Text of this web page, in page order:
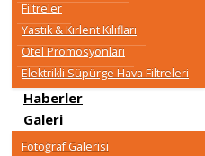
Filtreler
Yastık & Kırlent Kılıfları
Otel Promosyonları
Elektrikli Süpürge Hava Filtreleri
Haberler
Galeri
Fotoğraf Galerisi